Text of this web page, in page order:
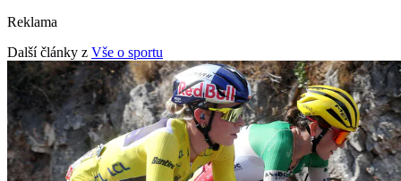
Reklama
Další články z Vše o sportu